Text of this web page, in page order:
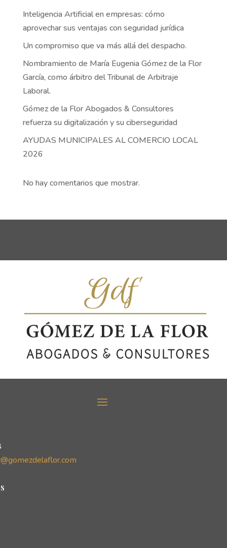
Inteligencia Artificial en empresas: cómo
aprovechar sus ventajas con seguridad jurídica
Un compromiso que va más allá del despacho.
Nombramiento de María Eugenia Gómez de la Flor
García, como árbitro del Tribunal de Arbitraje
Laboral.
Gómez de la Flor Abogados & Consultores
refuerza su digitalización y su ciberseguridad
AYUDAS MUNICIPALES AL COMERCIO LOCAL
2026
No hay comentarios que mostrar.